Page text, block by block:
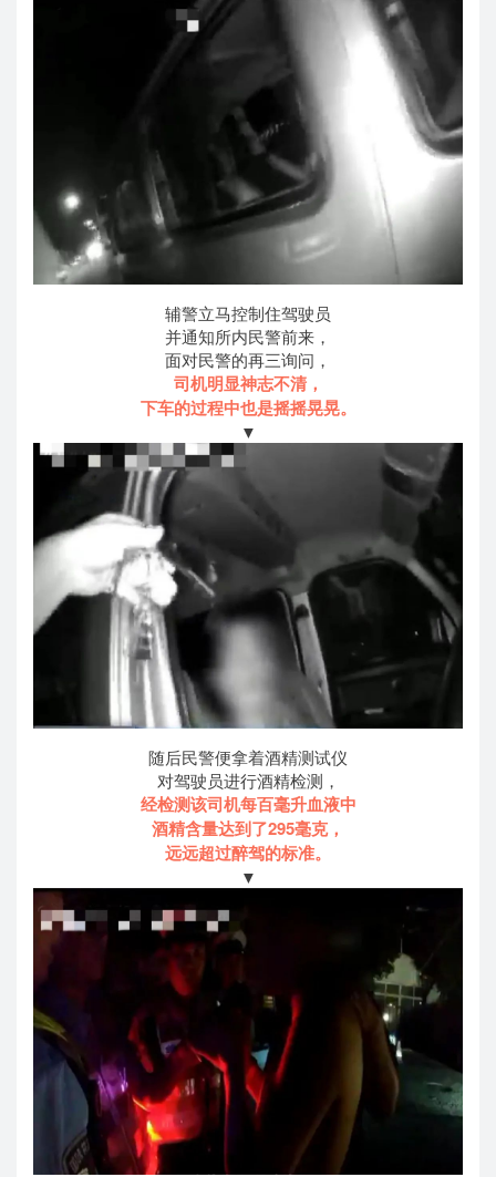
辅警立马控制住驾驶员
并通知所内民警前来，
面对民警的再三询问，
司机明显神志不清，
下车的过程中也是摇摇晃晃。
▼
随后民警便拿着酒精测试仪
对驾驶员进行酒精检测，
经检测该司机每百毫升血液中
酒精含量达到了295毫克，
远远超过醉驾的标准。
▼